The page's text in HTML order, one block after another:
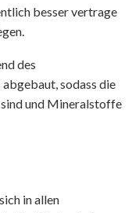
besser vertrage
des
sodass die
und Mineralstoffe
in allen